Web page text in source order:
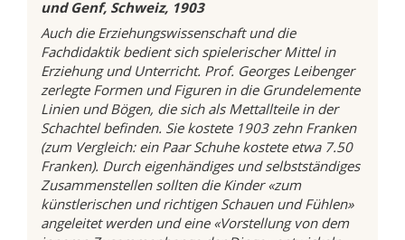
und Genf, Schweiz, 1903
Auch die Erziehungswissenschaft und die
Fachdidaktik bedient sich spielerischer Mittel in
Erziehung und Unterricht. Prof. Georges Leibenger
zerlegte Formen und Figuren in die Grundelemente
Linien und Bögen, die sich als Mettallteile in der
Schachtel befinden. Sie kostete 1903 zehn Franken
(zum Vergleich: ein Paar Schuhe kostete etwa 7.50
Franken). Durch eigenhändiges und selbstständiges
Zusammenstellen sollten die Kinder «zum
künstlerischen und richtigen Schauen und Fühlen»
angeleitet werden und eine «Vorstellung von dem